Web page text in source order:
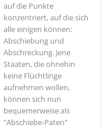
auf die Punkte
konzentriert, auf die sich
alle einigen können:
Abschiebung und
Abschreckung. Jene
Staaten, die ohnehin
keine Flüchtlinge
aufnehmen wollen,
können sich nun
bequemerweise als
"Abschiebe-Paten"